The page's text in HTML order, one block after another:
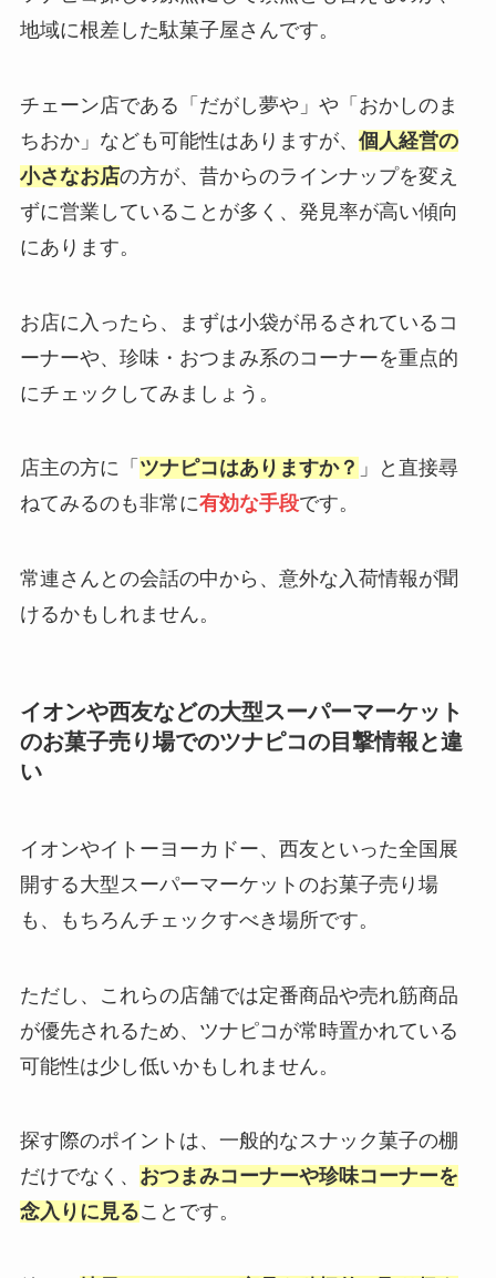
地域に根差した駄菓子屋さんです。
チェーン店である「だがし夢や」や「おかしのま
ちおか」なども可能性はありますが、 個人経営の
小さなお店の方が、昔からのラインナップを変え
ずに営業していることが多く、発見率が高い傾向
にあります。
お店に入ったら、まずは小袋が吊るされているコ
ーナーや、珍味・おつまみ系のコーナーを重点的
にチェックしてみましょう。
店主の方に「 ツナピコはありますか？ 」と直接尋
ねてみるのも非常に有効な手段です。
常連さんとの会話の中から、意外な入荷情報が聞
けるかもしれません。
イオンや西友などの大型スーパーマーケット
のお菓子売り場でのツナピコの目撃情報と違
い
イオンやイトーヨーカドー、西友といった全国展
開する大型スーパーマーケットのお菓子売り場
も、もちろんチェックすべき場所です。
ただし、これらの店舗では定番商品や売れ筋商品
が優先されるため、ツナピコが常時置かれている
可能性は少し低いかもしれません。
探す際のポイントは、一般的なスナック菓子の棚
だけでなく、 おつまみコーナーや珍味コーナーを
念入りに見ることです。